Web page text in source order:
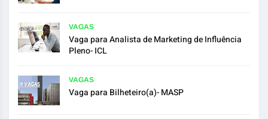
VAGAS
Vaga para Analista de Marketing de Influência
Pleno- ICL
VAGAS
Vaga para Bilheteiro(a)- MASP